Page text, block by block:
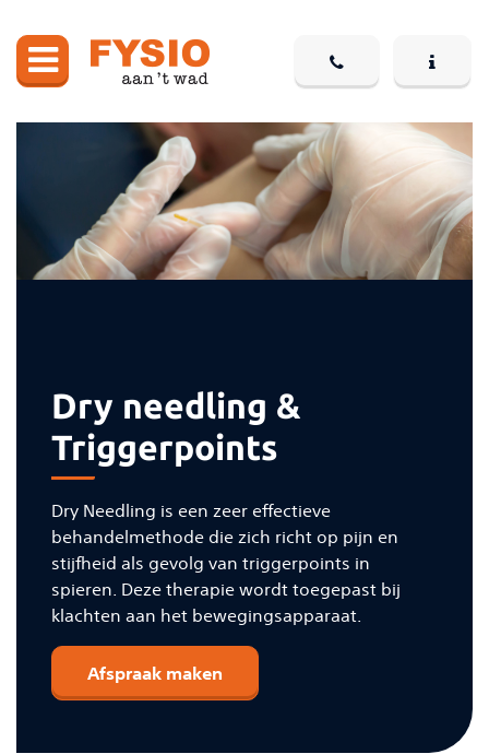
Dry needling &
Triggerpoints
Dry Needling is een zeer effectieve
behandelmethode die zich richt op pijn en
stijfheid als gevolg van triggerpoints in
spieren. Deze therapie wordt toegepast bij
klachten aan het bewegingsapparaat.
Afspraak maken